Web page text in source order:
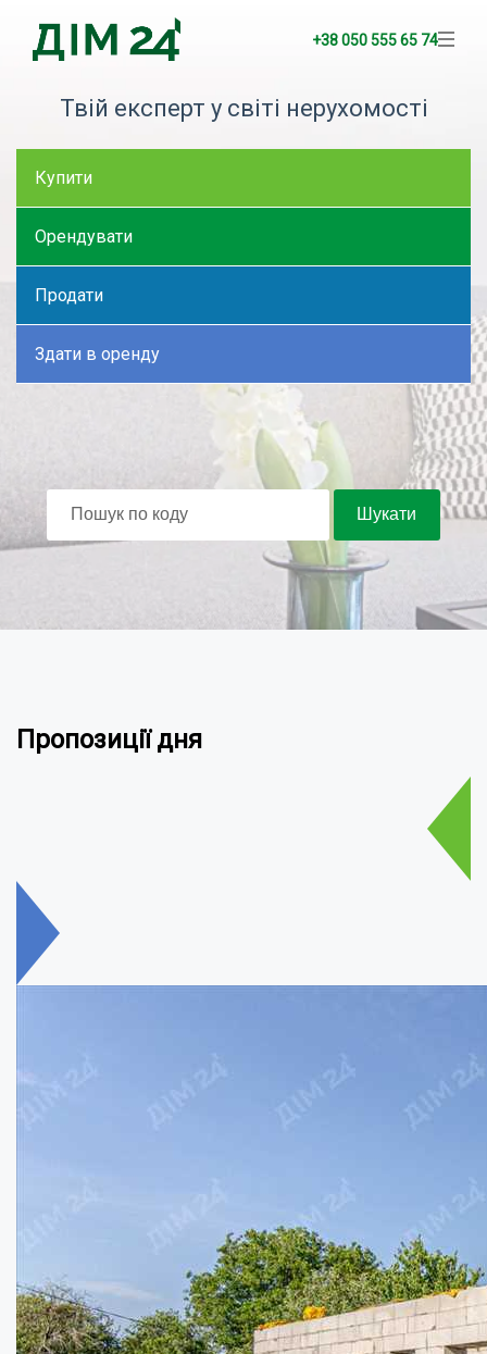
+38 050 555 65 74
Твій експерт у світі нерухомості
Купити
Орендувати
Продати
Здати в оренду
Пропозиції дня